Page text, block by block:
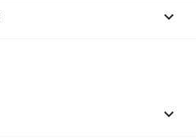
keyboard_arrow_down
